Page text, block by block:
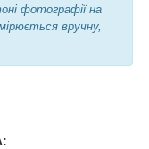
фотографії на
вручну,